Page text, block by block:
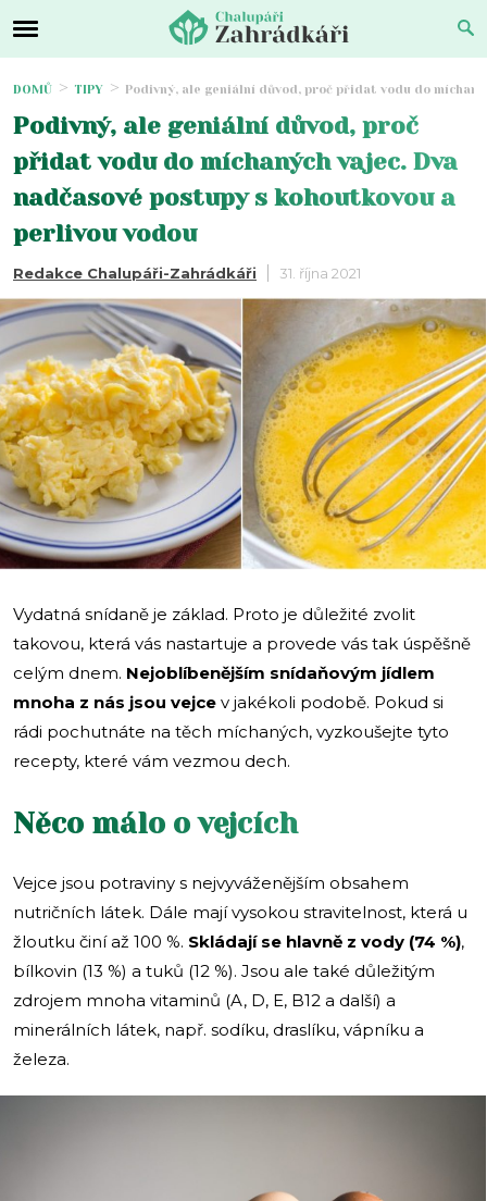
DOMŮ TIPY Podivný, ale geniální důvod, proč přidat vodu do
Podivný, ale geniální důvod, proč
přidat vodu do míchaných vajec. Dva
nadčasové postupy s kohoutkovou a
perlivou vodou
Redakce Chalupáři-Zahrádkáři 31. října 2021
Vydatná snídaně je základ. Proto je důležité zvolit
takovou, která vás nastartuje a provede vás tak úspěšně
celým dnem. Nejoblíbenějším snídaňovým jídlem
mnoha z nás jsou vejce v jakékoli podobě. Pokud si
rádi pochutnáte na těch míchaných, vyzkoušejte tyto
recepty, které vám vezmou dech.
Něco málo o vejcích
Vejce jsou potraviny s nejvyváženějším obsahem
nutričních látek. Dále mají vysokou stravitelnost, která u
žloutku činí až 100 %. Skládají se hlavně z vody (74 %),
bílkovin (13 %) a tuků (12 %). Jsou ale také důležitým
zdrojem mnoha vitaminů (A, D, E, B12 a další) a
minerálních látek, např. sodíku, draslíku, vápníku a
železa.